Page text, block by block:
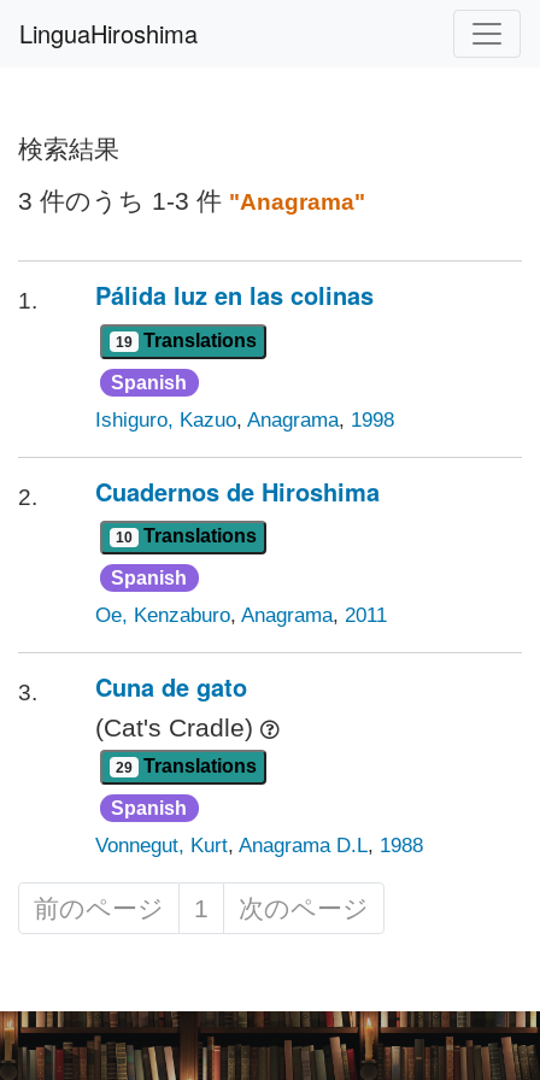
LinguaHiroshima
検索結果
3 件のうち 1-3 件 "Anagrama"
1. Pálida luz en las colinas
19 Translations
Spanish
Ishiguro, Kazuo, Anagrama, 1998
2. Cuadernos de Hiroshima
10 Translations
Spanish
Oe, Kenzaburo, Anagrama, 2011
3. Cuna de gato
(Cat's Cradle)
29 Translations
Spanish
Vonnegut, Kurt, Anagrama D.L, 1988
前のページ 1 次のページ